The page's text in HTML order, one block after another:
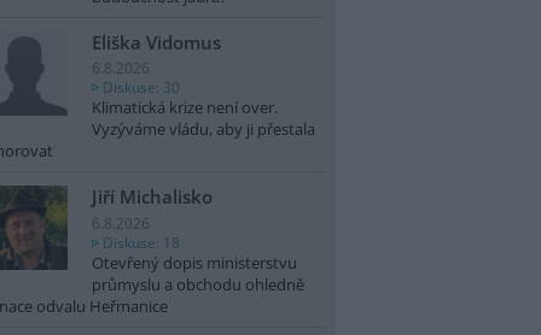
Eliška Vidomus
6.8.2026
Diskuse: 30
Klimatická krize není over.
Vyzýváme vládu, aby ji přestala
Jiří Michalisko
6.8.2026
Diskuse: 18
Otevřený dopis ministerstvu
průmyslu a obchodu ohledně
odvalu Heřmanice